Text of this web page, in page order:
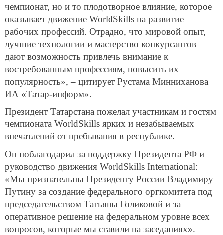
чемпионат, но и то плодотворное влияние, которое
оказывает движение WorldSkills на развитие
рабочих профессий. Отрадно, что мировой опыт,
лучшие технологии и мастерство конкурсантов
дают возможность привлечь внимание к
востребованным профессиям, повысить их
популярность», – цитирует Рустама Минниханова
ИА «Татар-информ».
Президент Татарстана пожелал участникам и гостям
чемпионата WorldSkills ярких и незабываемых
впечатлений от пребывания в республике.
Он поблагодарил за поддержку Президента РФ и
руководство движения WorldSkills International:
«Мы признательны Президенту России Владимиру
Путину за создание федерального оргкомитета под
председательством Татьяны Голиковой и за
оперативное решение на федеральном уровне всех
вопросов, которые мы ставили на заседаниях».